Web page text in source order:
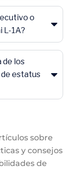
o
L-1A?
de los
estatus
sobre
y consejos
de